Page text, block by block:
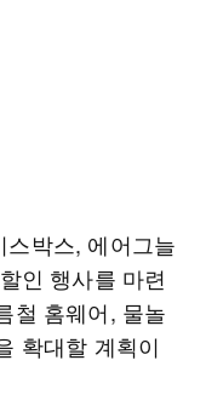
박스, 에어그늘
인 행사를 마련
철 홈웨어, 물놀
확대할 계획이